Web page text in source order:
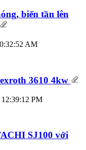
biến tần lên
AM
3610 4kw
12:39:12 PM
SJ100 với